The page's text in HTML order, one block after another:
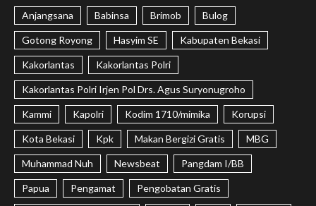
Anjangsana Babinsa Brimob Bulog
Gotong Royong Hasyim SE Kabupaten Bekasi
Kakorlantas Kakorlantas Polri
Kakorlantas Polri Irjen Pol Drs. Agus Suryonugroho
Kammi Kapolri Kodim 1710/mimika Korupsi
Kota Bekasi Kpk Makan Bergizi Gratis MBG
Muhammad Nuh Newsbeat Pangdam I/BB
Papua Pengamat Pengobatan Gratis